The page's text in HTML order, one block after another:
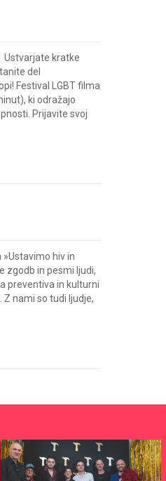
Ustvarjate kratke
del
Festival LGBT filma
ki odražajo
Prijavite svoj
hiv in
zgodb in pesmi ljudi,
preventiva in kulturni
nami so tudi ljudje,